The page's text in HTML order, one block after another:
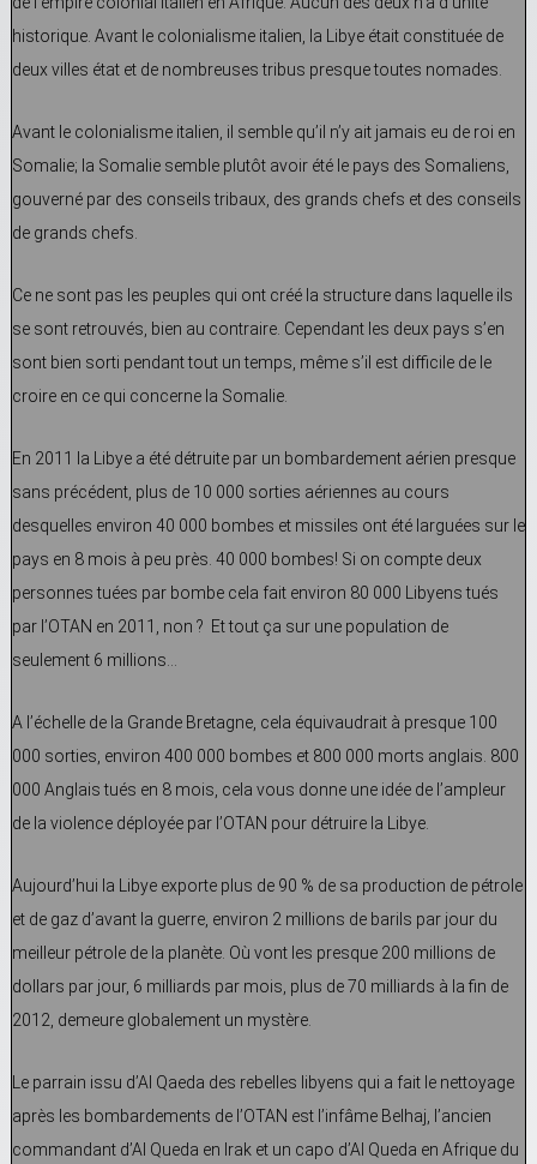
historique. Avant le colonialisme italien, la Libye était constituée de
deux villes état et de nombreuses tribus presque toutes nomades.
Avant le colonialisme italien, il semble qu’il n’y ait jamais eu de roi en
Somalie; la Somalie semble plutôt avoir été le pays des Somaliens,
gouverné par des conseils tribaux, des grands chefs et des conseils
de grands chefs.
Ce ne sont pas les peuples qui ont créé la structure dans laquelle ils
se sont retrouvés, bien au contraire. Cependant les deux pays s’en
sont bien sorti pendant tout un temps, même s’il est difficile de le
croire en ce qui concerne la Somalie.
En 2011 la Libye a été détruite par un bombardement aérien presque
sans précédent, plus de 10 000 sorties aériennes au cours
desquelles environ 40 000 bombes et missiles ont été larguées sur le
pays en 8 mois à peu près. 40 000 bombes! Si on compte deux
personnes tuées par bombe cela fait environ 80 000 Libyens tués
par l’OTAN en 2011, non ? Et tout ça sur une population de
seulement 6 millions…
A l’échelle de la Grande Bretagne, cela équivaudrait à presque 100
000 sorties, environ 400 000 bombes et 800 000 morts anglais. 800
000 Anglais tués en 8 mois, cela vous donne une idée de l’ampleur
de la violence déployée par l’OTAN pour détruire la Libye.
Aujourd’hui la Libye exporte plus de 90 % de sa production de pétrole
et de gaz d’avant la guerre, environ 2 millions de barils par jour du
meilleur pétrole de la planète. Où vont les presque 200 millions de
dollars par jour, 6 milliards par mois, plus de 70 milliards à la fin de
2012, demeure globalement un mystère.
Le parrain issu d’Al Qaeda des rebelles libyens qui a fait le nettoyage
après les bombardements de l’OTAN est l’infâme Belhaj, l’ancien
commandant d’Al Queda en Irak et un capo d’Al Queda en Afrique du